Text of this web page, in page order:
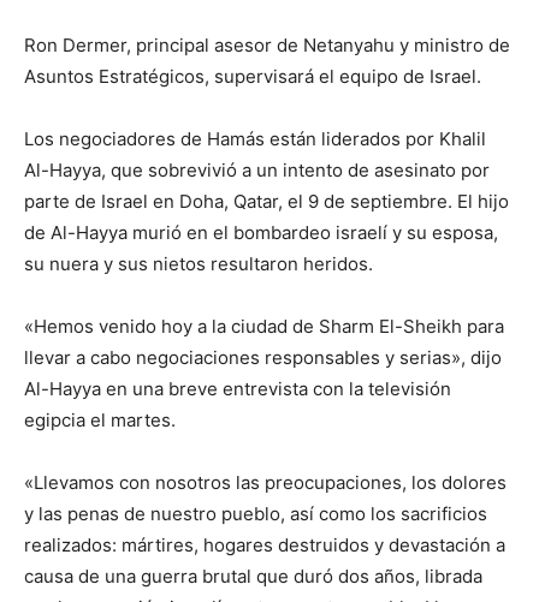
Ron Dermer, principal asesor de Netanyahu y ministro de
Asuntos Estratégicos, supervisará el equipo de Israel.
Los negociadores de Hamás están liderados por Khalil
Al-Hayya, que sobrevivió a un intento de asesinato por
parte de Israel en Doha, Qatar, el 9 de septiembre. El hijo
de Al-Hayya murió en el bombardeo israelí y su esposa,
su nuera y sus nietos resultaron heridos.
«Hemos venido hoy a la ciudad de Sharm El-Sheikh para
llevar a cabo negociaciones responsables y serias», dijo
Al-Hayya en una breve entrevista con la televisión
egipcia el martes.
«Llevamos con nosotros las preocupaciones, los dolores
y las penas de nuestro pueblo, así como los sacrificios
realizados: mártires, hogares destruidos y devastación a
causa de una guerra brutal que duró dos años, librada